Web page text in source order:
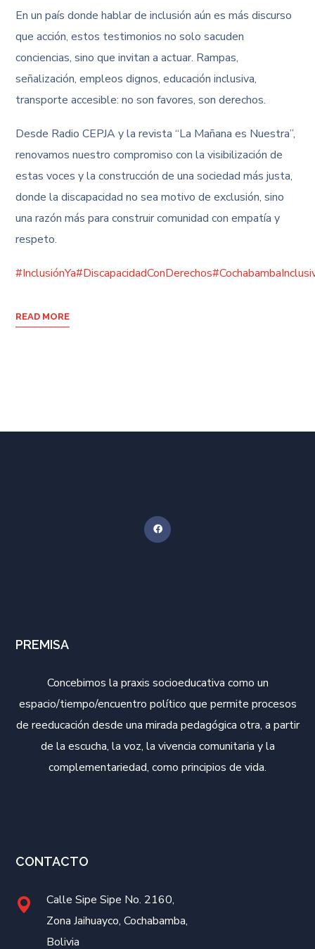
En un país donde hablar de inclusión aún es más discurso
que acción, estos testimonios no solo sacuden
conciencias, sino que invitan a actuar. Rampas,
señalización, empleos dignos, educación inclusiva,
transporte accesible: no son favores, son derechos.
Desde Radio CEPJA y la revista “La Mañana es Nuestra”,
renovamos nuestro compromiso con la visibilización de
estas voces y la construcción de una sociedad más justa,
donde la discapacidad no sea motivo de exclusión, sino
una razón más para construir comunidad con empatía y
respeto.
#InclusiónYa#DiscapacidadConDerechos
READ MORE
PREMISA
Concebimos la praxis socioeducativa como un
espacio/tiempo/encuentro político que permite procesos
de reeducación desde una mirada pedagógica otra, a partir
de la escucha, la voz, la vivencia comunitaria y la
complementariedad, como principios de vida.
CONTACTO
Calle Sipe Sipe No. 2160,
Zona Jaihuayco, Cochabamba,
Bolivia